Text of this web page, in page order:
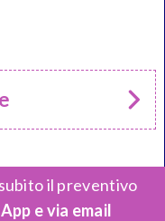
il preventivo
e via email